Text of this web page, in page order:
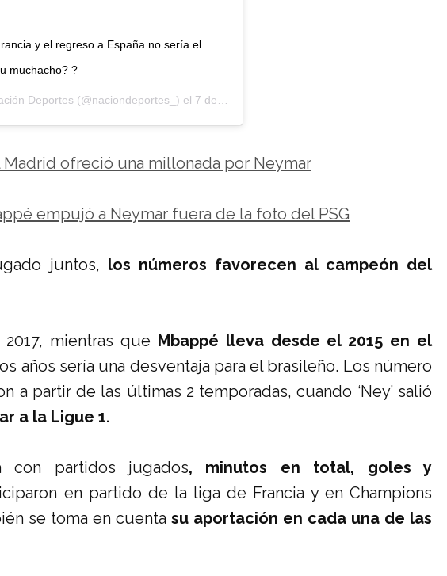
y el regreso a España no sería el
muchacho? ?
Deportes (@naciondeportes_) el 7 de Ago de 2019 a las 2:32 PDT
Madrid ofreció una millonada por Neymar
empujó a Neymar fuera de la foto del PSG
juntos, los números favorecen al campeón del
mientras que Mbappé lleva desde el 2015 en el
años sería una desventaja para el brasileño. Los número
a partir de las últimas 2 temporadas, cuando ‘Ney’ salió
a la Ligue 1.
con partidos jugados, minutos en total, goles y
en partido de la liga de Francia y en Champions
se toma en cuenta su aportación en cada una de las